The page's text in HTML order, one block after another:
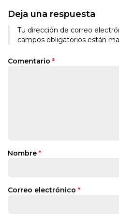
Deja una respuesta
Tu dirección de correo
campos obligatorios están
Comentario *
Nombre *
Correo electrónico *